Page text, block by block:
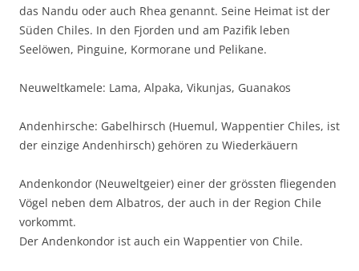
das Nandu oder auch Rhea genannt. Seine Heimat ist der
Süden Chiles. In den Fjorden und am Pazifik leben
Seelöwen, Pinguine, Kormorane und Pelikane.
Neuweltkamele: Lama, Alpaka, Vikunjas, Guanakos
Andenhirsche: Gabelhirsch (Huemul, Wappentier Chiles, ist
der einzige Andenhirsch) gehören zu Wiederkäuern
Andenkondor (Neuweltgeier) einer der grössten fliegenden
Vögel neben dem Albatros, der auch in der Region Chile
vorkommt.
Der Andenkondor ist auch ein Wappentier von Chile.